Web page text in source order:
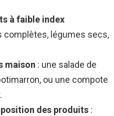
à faible index
complètes, légumes secs,
maison : une salade de
ou une compote
des produits :